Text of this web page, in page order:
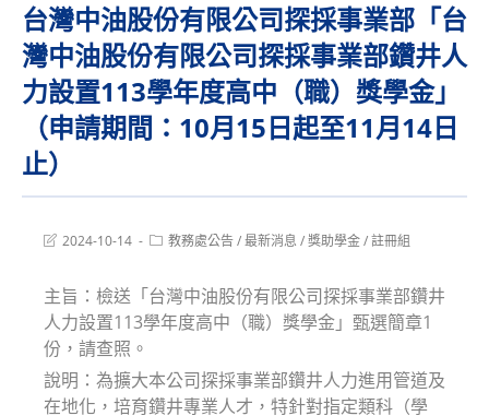
台灣中油股份有限公司探採事業部「台
灣中油股份有限公司探採事業部鑽井人
力設置113學年度高中（職）獎學金」
（申請期間：10月15日起至11月14日
止）
Post2024-10-14
Post教務處公告/最新消息 /獎助學金/註冊組
主旨：檢送「台灣中油股份有限公司探採事業部鑽井
人力設置113學年度高中（職）獎學金」甄選簡章1
份，請查照。
說明：為擴大本公司探採事業部鑽井人力進用管道及
在地化，培育鑽井專業人才，特針對指定類科（學